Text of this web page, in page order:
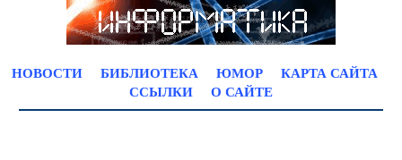
НОВОСТИ БИБЛИОТЕКА ЮМОР
КАРТА САЙТА
ССЫЛКИ
О САЙТЕ